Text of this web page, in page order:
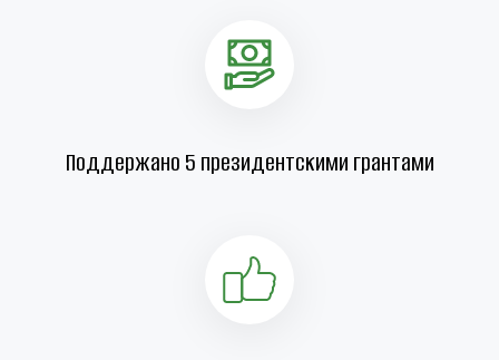
Поддержано 5 президентскими грантами